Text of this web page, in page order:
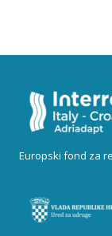
Europski fond za